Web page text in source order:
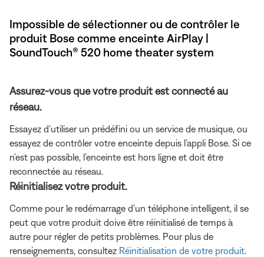
Impossible de sélectionner ou de contrôler le
produit Bose comme enceinte AirPlay |
SoundTouch® 520 home theater system
Assurez-vous que votre produit est connecté au
réseau.
Essayez d’utiliser un prédéfini ou un service de musique, ou
essayez de contrôler votre enceinte depuis l’appli Bose. Si ce
n’est pas possible, l’enceinte est hors ligne et doit être
reconnectée au réseau.
Réinitialisez votre produit.
Comme pour le redémarrage d’un téléphone intelligent, il se
peut que votre produit doive être réinitialisé de temps à
autre pour régler de petits problèmes. Pour plus de
renseignements, consultez Réinitialisation de votre produit.